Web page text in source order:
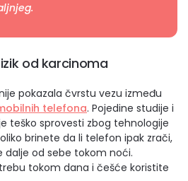
od karcinoma
pokazala čvrstu vezu između
telefona. Pojedine studije i
teško sprovesti zbog tehnologije
brinete da li telefon ipak zrači,
dalje od sebe tokom noći.
tokom dana i češće koristite